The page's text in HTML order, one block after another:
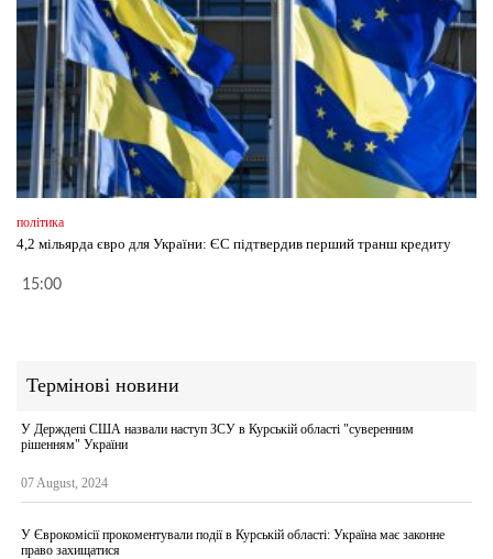
політика
4,2 мільярда євро для України: ЄС підтвердив перший транш кредиту
15:00
Термінові новини
У Держдепі США назвали наступ ЗСУ в Курській області "суверенним
рішенням" України
07 August, 2024
У Єврокомісії прокоментували події в Курській області: Україна має законне
право захищатися